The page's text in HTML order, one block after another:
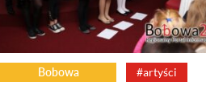
Bobowa #artyści